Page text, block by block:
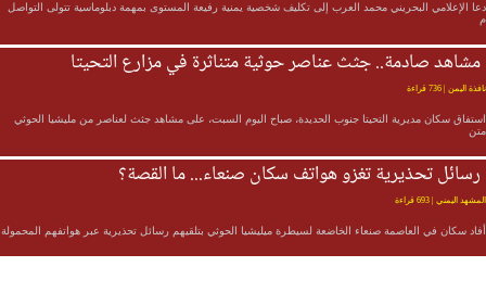
دعا الإعلامي البحريني محمد العرب إلى تكليف شخصية يمنية رفيعة المستوى بمهمة دبلوماسية تتولى التواصل
م
مشاهد صادمة.. جثث عناصر حوثية متناثرة في مزارع التحيتا
نافذة اليمن| 736 قراءة
استفاق سكان مديرية التحيتا جنوب الحديدة، صباح اليوم السبت، على مشاهد جثث لعناصر من مليشيا الحوثي
متن
رسائل تحذيرية تغزو هواتف سكان صنعاء... ما القصة؟
المشهد اليمني| 693 قراءة
أفاد سكان في العاصمة صنعاء الخاضعة لسيطرة ميليشيا الحوثي بتلقيهم رسائل تحذيرية عبر هواتفهم المحمولة